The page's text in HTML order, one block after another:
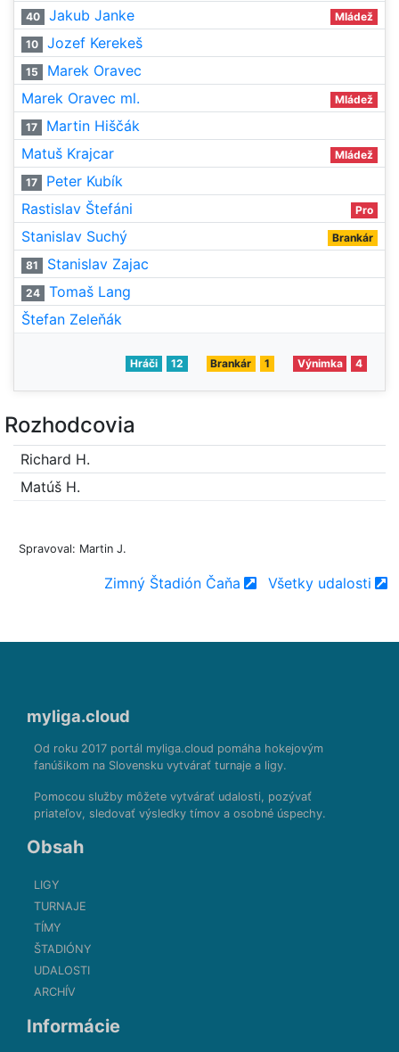
40 Jakub Janke Mládež
10 Jozef Kerekeš
15
Marek Oravec
Marek Oravec ml.
Mládež
17
Martin Hiščák
Matuš Krajcar
Mládež
17
Peter Kubík
Rastislav Štefáni
Pro
Stanislav Suchý Brankár
81 Stanislav Zajac
24
Tomaš Lang
Štefan Zeleňák
Hráči 12 Brankár 1 Výnimka 4
Rozhodcovia
Richard H.
Matúš H.
Spravoval: Martin J.
Zimný Štadión Čaňa Všetky udalosti
myliga.cloud
Od roku 2017 portál myliga.cloud pomáha hokejovým
fanúšikom na Slovensku vytvárať turnaje a ligy.
Pomocou služby môžete vytvárať udalosti, pozývať
priateľov, sledovať výsledky tímov a osobné úspechy.
Obsah
LIGY
TURNAJE
TÍMY
ŠTADIÓNY
UDALOSTI
ARCHÍV
Informácie